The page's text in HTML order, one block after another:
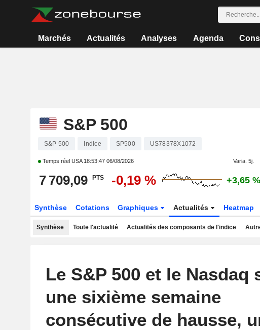
Marchés Actualités Analyses Agenda
S&P 500
S&P 500 Indice SP500 US78378X1072
Temps réel USA 18:53:47 06/08/2026 Varia. 5j.
7 709,09 PTS -0,19 % +3,65 %
Synthèse Cotations Graphiques Actualités Heatmap
Synthèse Toute l'actualité Actualités des composants de l'indice
Le S&P 500 et le Nasdaq
une sixième semaine
consécutive de hausse,